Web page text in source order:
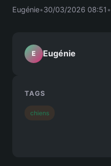
Eugénie•30/03/2026 08:51 •
E Eugénie
TAGS
chiens